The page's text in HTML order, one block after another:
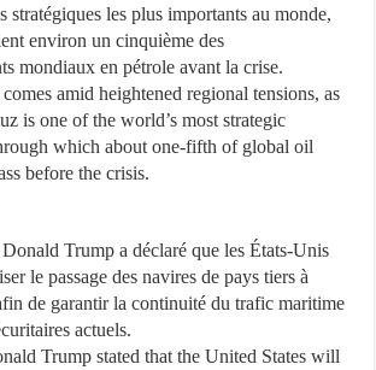
stratégiques les plus importants au monde,
environ un cinquième des
mondiaux en pétrole avant la crise.
amid heightened regional tensions, as
is one of the world’s most strategic
which about one-fifth of global oil
before the crisis.
Trump a déclaré que les États-Unis
le passage des navires de pays tiers à
de garantir la continuité du trafic maritime
actuels.
Trump stated that the United States will